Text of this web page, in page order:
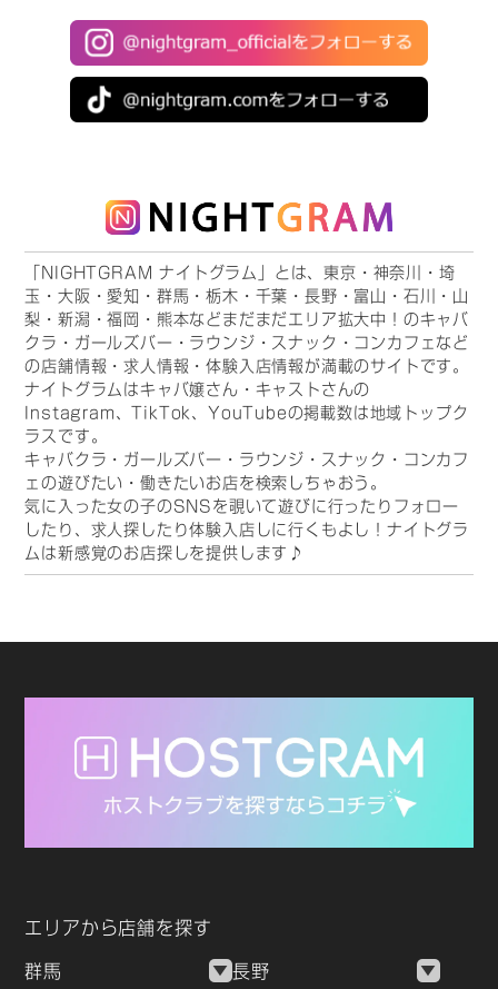
「NIGHTGRAM ナイトグラム」とは、東京・神奈川・埼
玉・大阪・愛知・群馬・栃木・千葉・長野・富山・石川・山
梨・新潟・福岡・熊本などまだまだエリア拡大中！のキャバ
クラ・ガールズバー・ラウンジ・スナック・コンカフェなど
の店舗情報・求人情報・体験入店情報が満載のサイトです。
ナイトグラムはキャバ嬢さん・キャストさんの
Instagram、TikTok、YouTubeの掲載数は地域トップク
ラスです。
キャバクラ・ガールズバー・ラウンジ・スナック・コンカフ
ェの遊びたい・働きたいお店を検索しちゃおう。
気に入った女の子のSNSを覗いて遊びに行ったりフォロー
したり、求人探したり体験入店しに行くもよし！ナイトグラ
ムは新感覚のお店探しを提供します♪
エリアから店舗を探す
群馬 長野